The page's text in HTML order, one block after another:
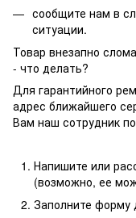
сообщите нам в
ситуации.
Товар внезапно
- что делать?
Для гарантийного
адрес ближайшего
Вам наш сотрудник
Напишите или
(возможно, ее
Заполните форму